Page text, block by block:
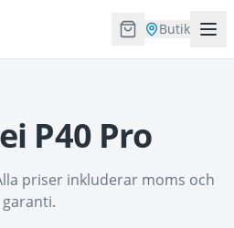
Butik
P40 Pro
priser inkluderar moms och
garanti.